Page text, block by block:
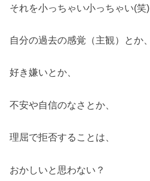
それを小っちゃい小っちゃい(笑)
自分の過去の感覚（主観）とか、
好き嫌いとか、
不安や自信のなさとか、
理屈で拒否することは、
おかしいと思わない？